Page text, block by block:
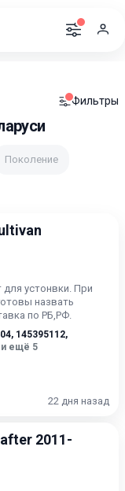
Фильтры
Поколение
устонвки. При
назвать
по РБ,РФ.
, 145395112,
и ещё 5
22 дня назад
2011-